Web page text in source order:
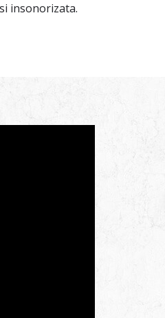
insonorizata.